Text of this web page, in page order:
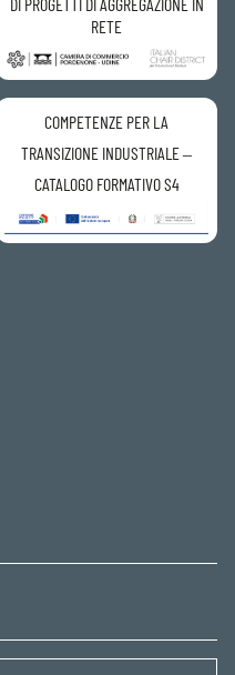
RETE
COMPETENZE PER LA
TRANSIZIONE INDUSTRIALE –
CATALOGO FORMATIVO S4